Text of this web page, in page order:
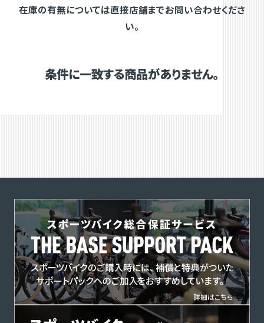
在庫の有無については直接店舗までお問い合わせくださ
い。
条件に一致する商品がありません。